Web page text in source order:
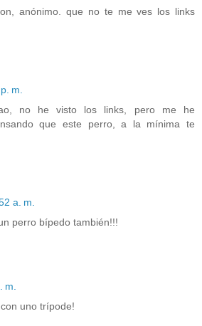
anónimo. que no te me ves los links
m.
no he visto los links, pero me he
que este perro, a la mínima te
a. m.
perro bípedo también!!!
m.
uno trípode!